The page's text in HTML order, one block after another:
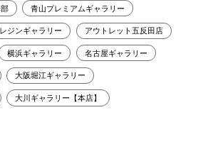
青山プレミアムギャラリー
レジンギャラリー アウトレット五反田店
横浜ギャラリー 名古屋ギャラリー
大阪堀江ギャラリー
大川ギャラリー【本店】